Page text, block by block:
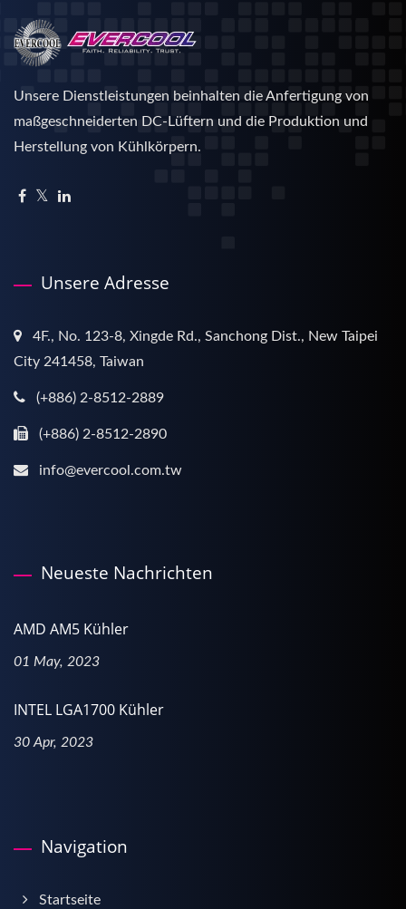
Unsere Dienstleistungen beinhalten die Anfertigung von
maßgeschneiderten DC-Lüftern und die Produktion und
Herstellung von Kühlkörpern.
Unsere Adresse
4F., No. 123-8, Xingde Rd., Sanchong Dist., New Taipei
City 241458, Taiwan
(+886) 2-8512-2889
(+886) 2-8512-2890
info@evercool.com.tw
Neueste Nachrichten
AMD AM5 Kühler
01 May, 2023
INTEL LGA1700 Kühler
30 Apr, 2023
Navigation
Startseite